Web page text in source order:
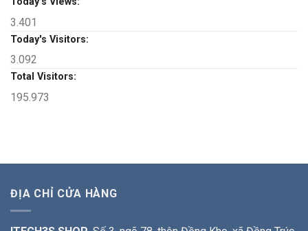
3.401
Today's Visitors:
3.092
Total Visitors:
195.973
ĐỊA CHỈ CỬA HÀNG